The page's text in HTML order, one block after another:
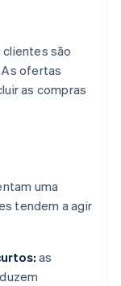
são
ofertas
as compras
uma
tendem a agir
as